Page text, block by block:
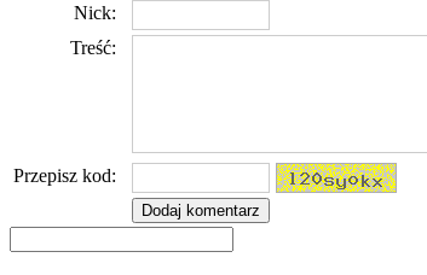
Nick:
Treść:
Przepisz kod: